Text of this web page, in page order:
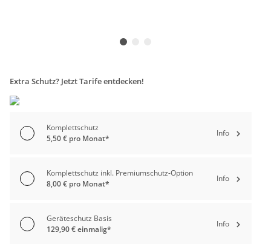
Extra Schutz? Jetzt Tarife entdecken!
Komplettschutz
5,50 € pro Monat*
Info
Komplettschutz inkl. Premiumschutz-Option
8,00 € pro Monat*
Info
Geräteschutz Basis
129,90 € einmalig*
Info